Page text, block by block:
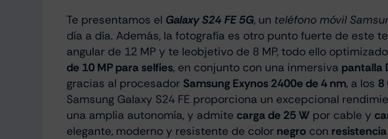
Te presentamos el Galaxy S24 FE 5G, un teléfono móvil
día a día. Además, la fotografía es otro punto fuerte de este
angular de 12 MP y te leobjetivo de 8 MP, todo ello
de 10 MP para selfies, en conjunto con una inmersiva pantalla
gracias al procesador Samsung Exynos 2400e de 4 nm, a los 8
Samsung Galaxy S24 FE proporciona un excepcional
una amplia autonomía, y admite carga de 25 Wpor cable y
elegante, moderno y resistente de color negrocon